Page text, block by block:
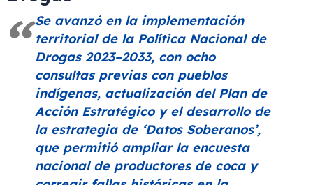
Se avanzó en la implementación
territorial de la Política Nacional de
Drogas 2023–2033, con ocho
consultas previas con pueblos
indígenas, actualización del Plan de
Acción Estratégico y el desarrollo de
la estrategia de ‘Datos Soberanos’,
que permitió ampliar la encuesta
nacional de productores de coca y